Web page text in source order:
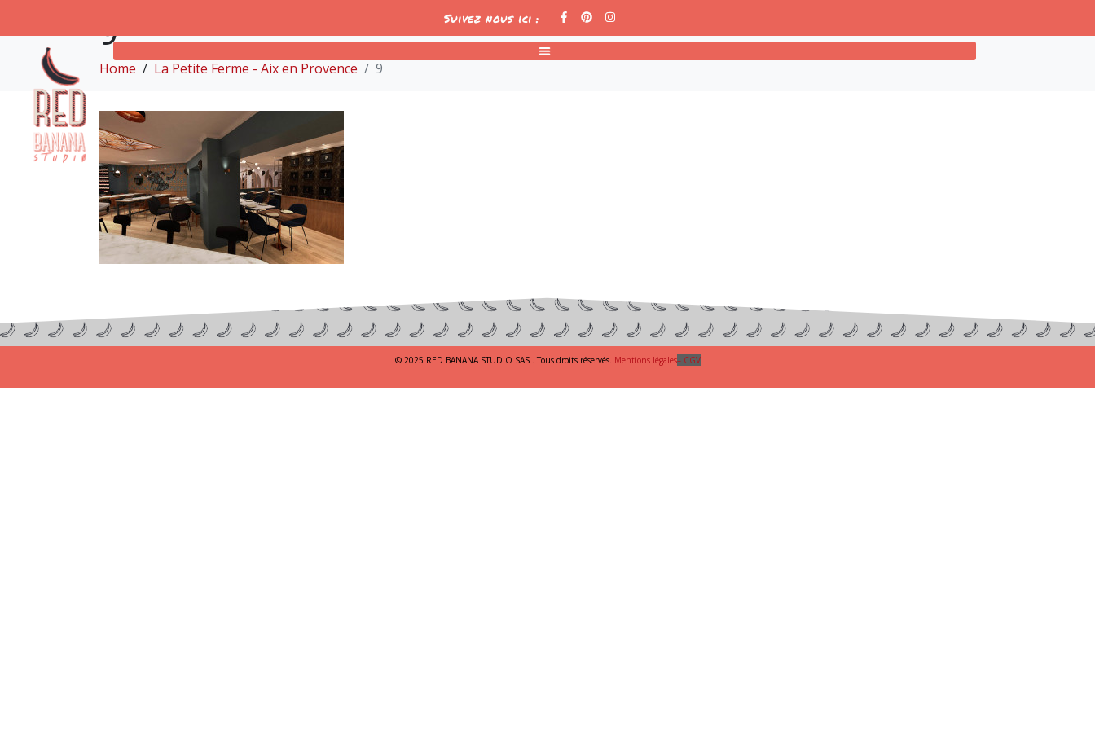
Suivez nous ici :
9
Home La Petite Ferme - Aix en Provence 9
© 2025 RED BANANA STUDIO SAS . Tous droits réservés. Mentions légales– CGV